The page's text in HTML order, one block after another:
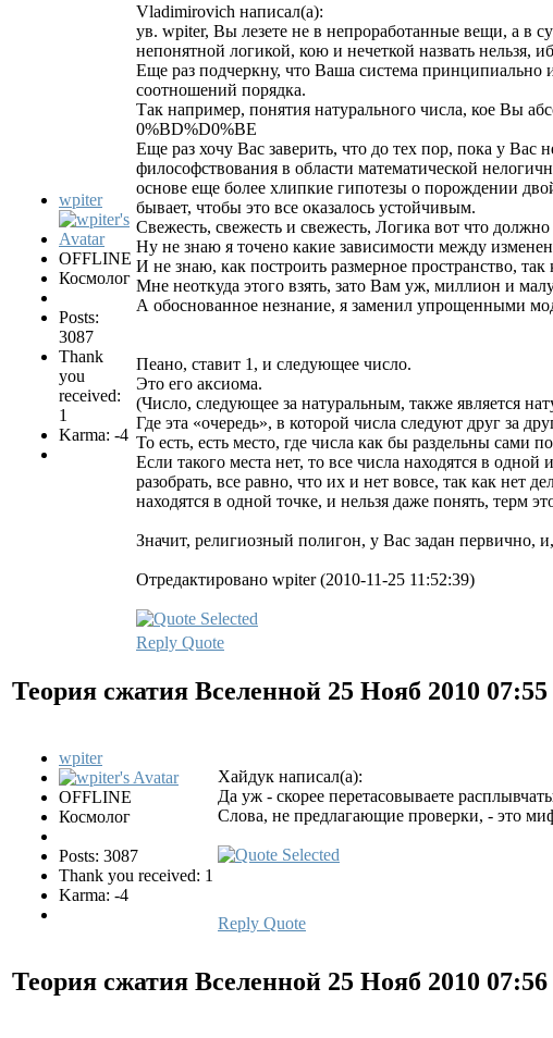
wpiter
OFFLINE
Космолог
Posts:
3087
Thank
you
received:
1
Karma: -4
Vladimirovich написал(а):
ув. wpiter, Вы лезете не в непроработанные вещи, а в
непонятной логикой, кою и нечеткой назвать нельзя,
Еще раз подчеркну, что Ваша система принципиально
соотношений порядка.
Так например, понятия натурального числа, кое Вы
0%BD%D0%BE
Еще раз хочу Вас заверить, что до тех пор, пока у
философствования в области математической
основе еще более хлипкие гипотезы о порождении
бывает, чтобы это все оказалось устойчивым.
Свежесть, свежесть и свежесть, Логика вот что
Ну не знаю я точено какие зависимости между
И не знаю, как построить размерное пространство,
Мне неоткуда этого взять, зато Вам уж, миллион и
А обоснованное незнание, я заменил упрощенными
Пеано, ставит 1, и следующее число.
Это его аксиома.
(Число, следующее за натуральным, также является
Где эта «очередь», в которой числа следуют друг за
То есть, есть место, где числа как бы раздельны сами
Если такого места нет, то все числа находятся в
разобрать, все равно, что их и нет вовсе, так как нет
находятся в одной точке, и нельзя даже понять, терм
Значит, религиозный полигон, у Вас задан первично,
Отредактировано wpiter (2010-11-25 11:52:39)
Reply Quote
Теория сжатия Вселенной 25 Нояб 2010 07:55
wpiter
OFFLINE
Космолог
Posts: 3087
Thank you received: 1
Karma: -4
Хайдук написал(а):
Да уж - скорее перетасовываете
Слова, не предлагающие проверки, - это
Reply Quote
Теория сжатия Вселенной 25 Нояб 2010 07:56